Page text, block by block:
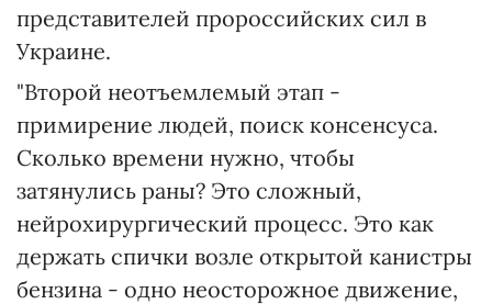
представителей пророссийских сил в
Украине.
"Второй неотъемлемый этап -
примирение людей, поиск консенсуса.
Сколько времени нужно, чтобы
затянулись раны? Это сложный,
нейрохирургический процесс. Это как
держать спички возле открытой канистры
бензина - одно неосторожное движение,